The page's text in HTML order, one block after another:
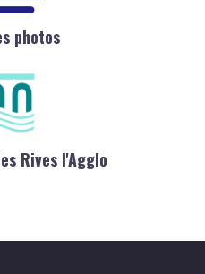
photos
Rives l'Agglo